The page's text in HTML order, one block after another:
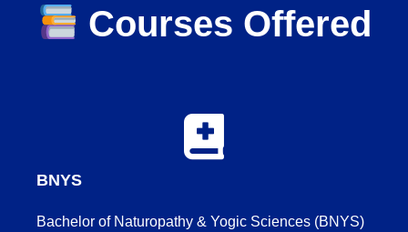
Courses Offered
BNYS
Bachelor of Naturopathy & Yogic Sciences (BNYS)